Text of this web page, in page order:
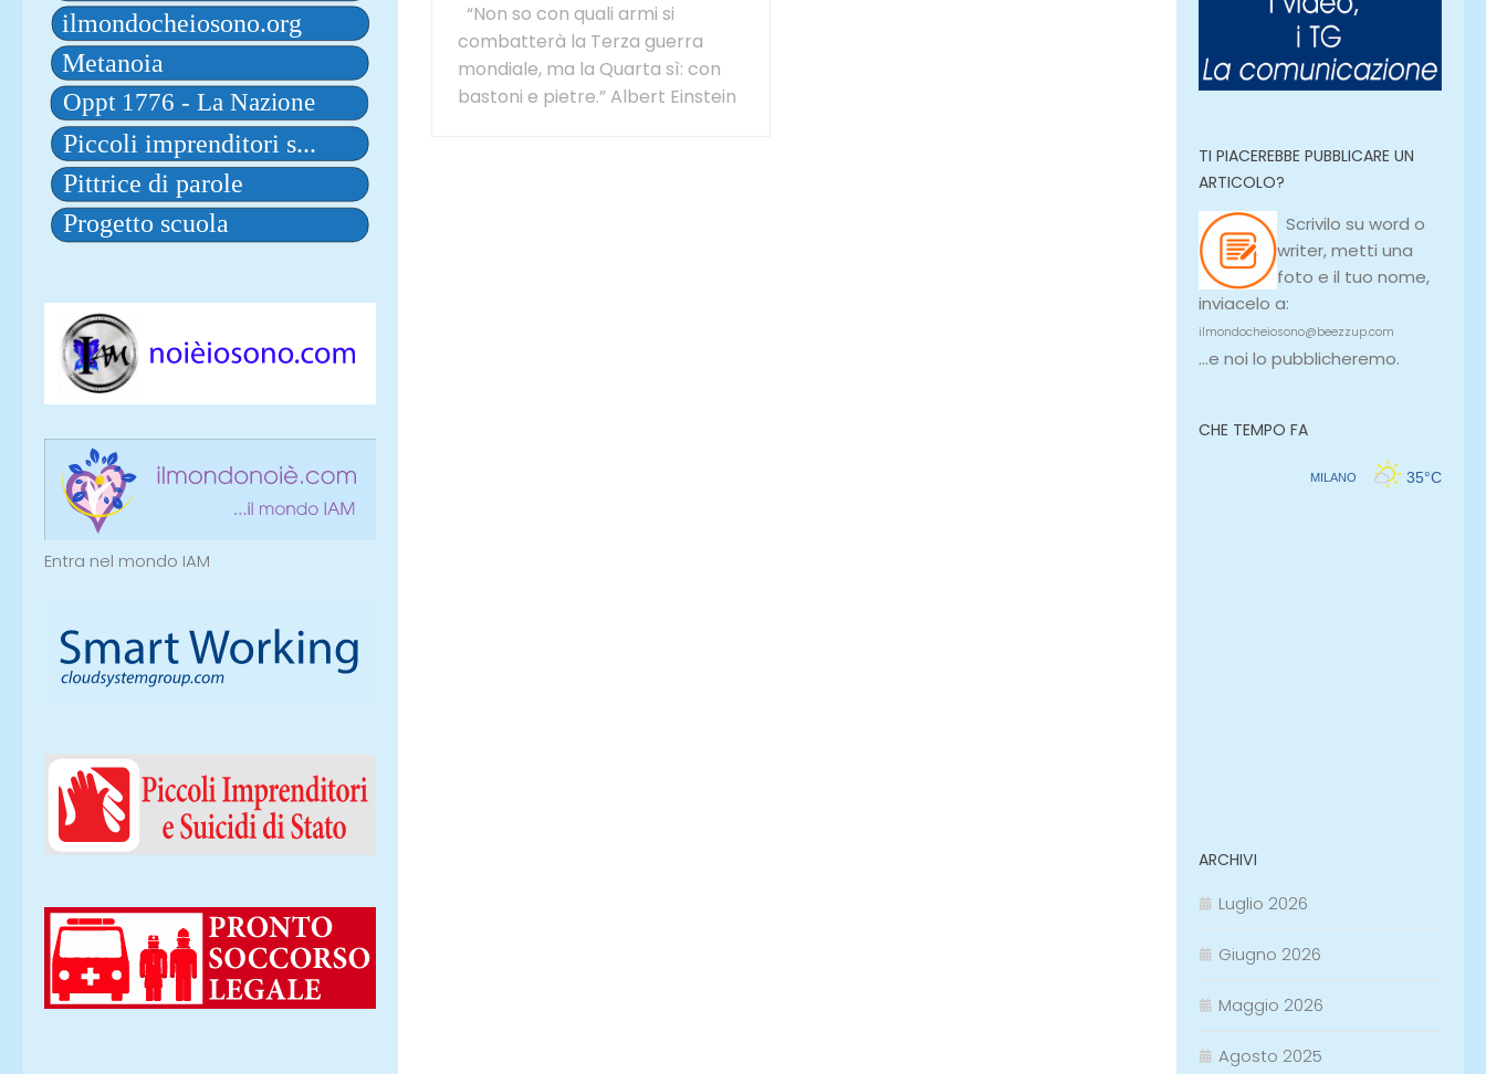
“Non so con quali armi si
combatterà la Terza guerra
mondiale, ma la Quarta sì: con
bastoni e pietre.” Albert Einstein
Entra nel mondo IAM
TI PIACEREBBE PUBBLICARE UN
ARTICOLO?
Scrivilo su word o
writer, metti una
foto e il tuo nome,
inviacelo a:
ilmondocheiosono@beezzup.com
...e noi lo pubblicheremo.
CHE TEMPO FA
ARCHIVI
Luglio 2026
Giugno 2026
Maggio 2026
Agosto 2025